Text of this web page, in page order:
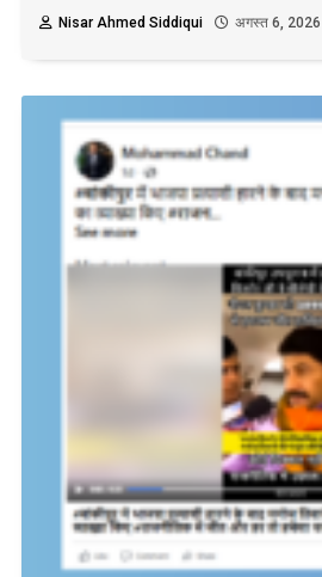
Nisar Ahmed Siddiqui
अगस्त 6, 2026